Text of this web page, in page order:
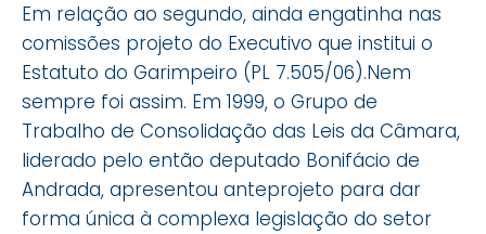
Em relação ao segundo, ainda engatinha nas
comissões projeto do Executivo que institui o
Estatuto do Garimpeiro (PL 7.505/06).Nem
sempre foi assim. Em 1999, o Grupo de
Trabalho de Consolidação das Leis da Câmara,
liderado pelo então deputado Bonifácio de
Andrada, apresentou anteprojeto para dar
forma única à complexa legislação do setor